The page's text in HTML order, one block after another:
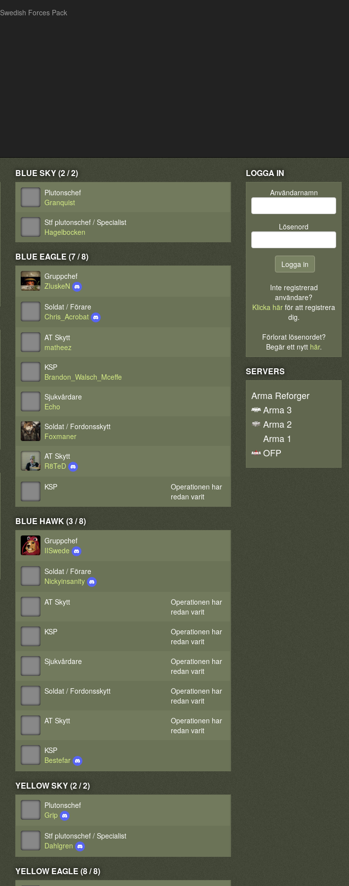
Swedish Forces Pack
BLUE SKY (2 / 2)
Plutonschef
Granquist
Stf plutonschef / Specialist
Hagelbocken
BLUE EAGLE (7 / 8)
Gruppchef
ZluskeN
Soldat / Förare
Chris_Acrobat
AT Skytt
matheez
KSP
Brandon_Walsch_Mceffe
Sjukvårdare
Echo
Soldat / Fordonsskytt
Foxmaner
AT Skytt
R8TeD
KSP
Operationen har
redan varit
BLUE HAWK (3 / 8)
Gruppchef
IISwede
Soldat / Förare
Nickyinsanity
AT Skytt
Operationen har
redan varit
KSP
Operationen har
redan varit
Sjukvårdare
Operationen har
redan varit
Soldat / Fordonsskytt
Operationen har
redan varit
AT Skytt
Operationen har
redan varit
KSP
Bestefar
YELLOW SKY (2 / 2)
Plutonschef
Grip
Stf plutonschef / Specialist
Dahlgren
YELLOW EAGLE (8 / 8)
LOGGA IN
Användarnamn
Lösenord
Inte registrerad
användare?
Klicka här för att registrera
dig.
Förlorat lösenordet?
Begär ett nytt här.
SERVERS
Arma Reforger
Arma 3
Arma 2
Arma 1
OFP